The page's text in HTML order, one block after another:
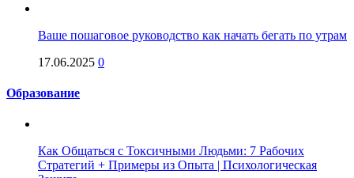
Ваше пошаговое руководство как начать бегать по утрам
17.06.2025 0
Образование
Как Общаться с Токсичными Людьми: 7 Рабочих
Стратегий + Примеры из Опыта | Психологическая